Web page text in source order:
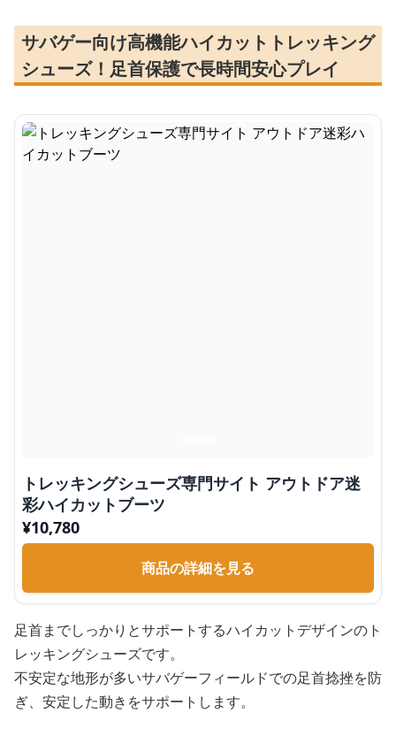
サバゲー向け高機能ハイカットトレッキング
シューズ！足首保護で長時間安心プレイ
トレッキングシューズ専門サイト アウトドア迷
彩ハイカットブーツ
¥10,780
商品の詳細を見る
足首までしっかりとサポートするハイカットデザインのト
レッキングシューズです。
不安定な地形が多いサバゲーフィールドでの足首捻挫を防
ぎ、安定した動きをサポートします。